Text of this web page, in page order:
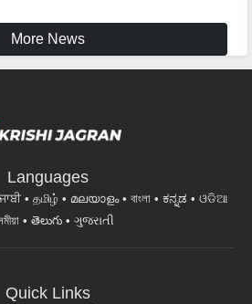
More News
Languages
தமிழ் മലയാളം বাংলা ಕನ್ನಡ
ଓଡିଆ
తెలుగు ગુજરાતી
Quick Links